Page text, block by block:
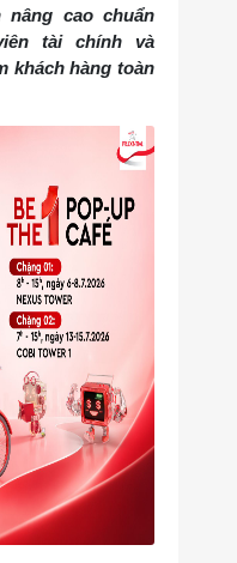
nâng cao chuẩn
tài chính và
khách hàng toàn